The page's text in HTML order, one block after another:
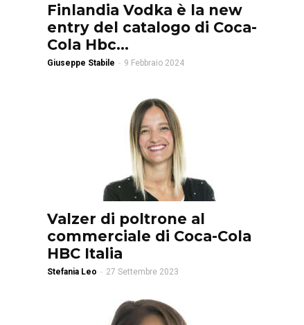
Finlandia Vodka è la new
entry del catalogo di Coca-
Cola Hbc...
Giuseppe Stabile - 9 Febbraio 2024
Valzer di poltrone al
commerciale di Coca-Cola
HBC Italia
Stefania Leo - 27 Settembre 2023